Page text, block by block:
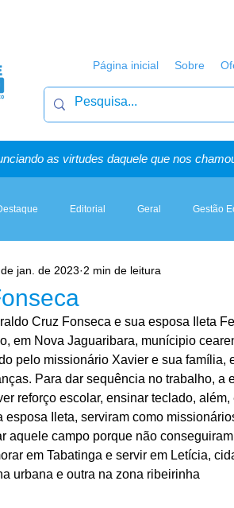
Página inicial Sobre
as virtudes daquele que nos
Editorial Geral Gestão
a Lei Artigos, Sermões & Esboços
jan. de 2023 2 min de leitura
Cruz Fonseca e sua esposa Ileta
em Nova Jaguaribara, munícipio
pelo missionário Xavier e sua família,
Para dar sequência no trabalho,
reforço escolar, ensinar teclado,
esposa Ileta, serviram como
aquele campo porque não
em Tabatinga e servir em Letícia,
urbana e outra na zona ribeirinha